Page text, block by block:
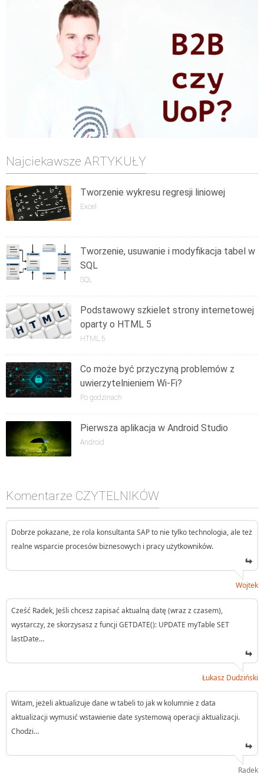
Najciekawsze ARTYKUŁY
Tworzenie wykresu regresji liniowej
Excel
Tworzenie, usuwanie i modyfikacja tabel w
SQL
SQL
Podstawowy szkielet strony internetowej
oparty o HTML 5
HTML 5
Co może być przyczyną problemów z
uwierzytelnieniem Wi-Fi?
Po godzinach
Pierwsza aplikacja w Android Studio
Android
Komentarze CZYTELNIKÓW
Dobrze pokazane, że rola konsultanta SAP to nie tylko technologia, ale też
realne wsparcie procesów biznesowych i pracy użytkowników.
Wojtek
Cześć Radek, Jeśli chcesz zapisać aktualną datę (wraz z czasem),
wystarczy, że skorzysasz z funcji GETDATE(): UPDATE myTable SET
lastDate…
Łukasz Dudziński
Witam, jeżeli aktualizuje dane w tabeli to jak w kolumnie z data
aktualizacji wymusić wstawienie date systemową operacji aktualizacji.
Chodzi…
Radek